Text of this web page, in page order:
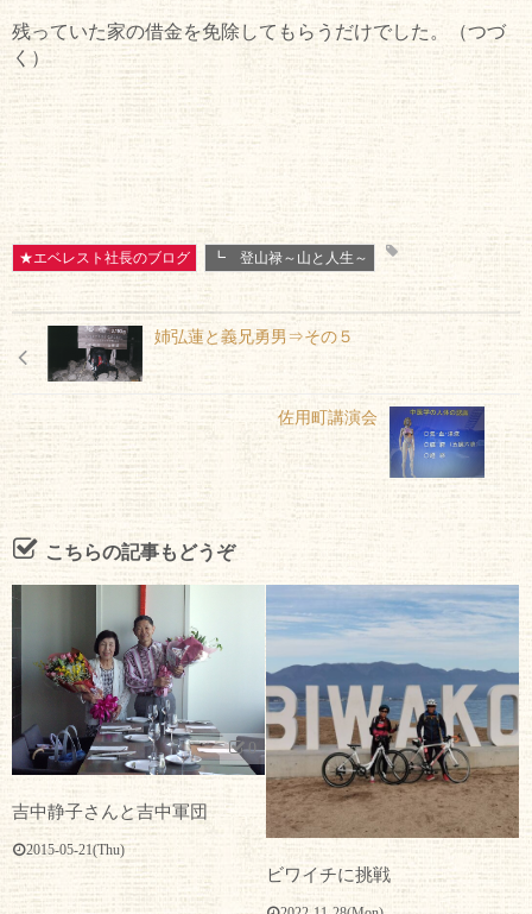
残っていた家の借金を免除してもらうだけでした。（つづ
く）
★エベレスト社長のブログ ┗ 登山禄～山と人生～
姉弘蓮と義兄勇男⇒その５
佐用町講演会
こちらの記事もどうぞ
0
吉中静子さんと吉中軍団
2015-05-21(Thu)
ビワイチに挑戦